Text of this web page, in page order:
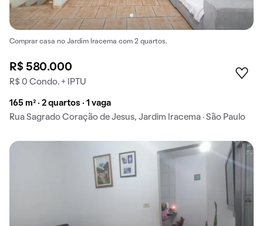
Comprar casa no Jardim Iracema com 2 quartos.
R$ 580.000
R$ 0 Condo. + IPTU
165 m² · 2 quartos · 1 vaga
Rua Sagrado Coração de Jesus, Jardim Iracema · São Paulo